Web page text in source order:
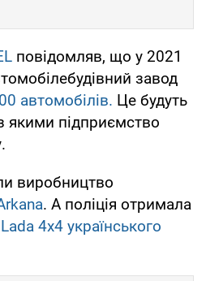
повідомляв, що у 2021
завод
автомобілів. Це будуть
якими підприємство
виробництво
. А поліція отримала
Lada 4x4 українського